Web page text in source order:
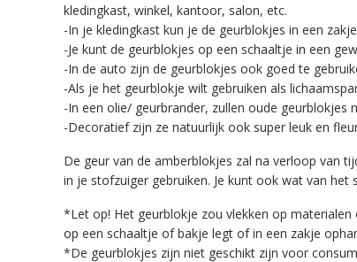
kledingkast, winkel, kantoor, salon, etc.
-In je kledingkast kun je de geurblokjes in een
-Je kunt de geurblokjes op een schaaltje in een
-In de auto zijn de geurblokjes ook goed te
-Als je het geurblokje wilt gebruiken als
-In een olie/ geurbrander, zullen oude geurblokjes
-Decoratief zijn ze natuurlijk ook super leuk en
De geur van de amberblokjes zal na verloop van
in je stofzuiger gebruiken. Je kunt ook wat van
*Let op! Het geurblokje zou vlekken op
op een schaaltje of bakje legt of in een zakje
*De geurblokjes zijn niet geschikt zijn voor